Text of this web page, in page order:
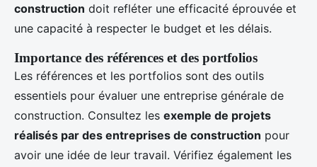
construction doit refléter une efficacité éprouvée et
une capacité à respecter le budget et les délais.
Importance des références et des portfolios
Les références et les portfolios sont des outils
essentiels pour évaluer une entreprise générale de
construction. Consultez les exemple de projets
réalisés par des entreprises de construction pour
avoir une idée de leur travail. Vérifiez également les